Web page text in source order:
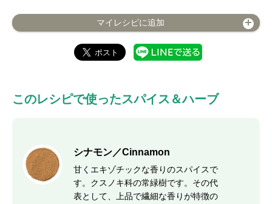
マイレシピに追加
このレシピで使ったスパイス＆ハーブ
シナモン／Cinnamon
甘くエキゾチックな香りのスパイスで
す。クスノキ科の常緑樹です。その代
表として、上品で繊細な香りが特徴の